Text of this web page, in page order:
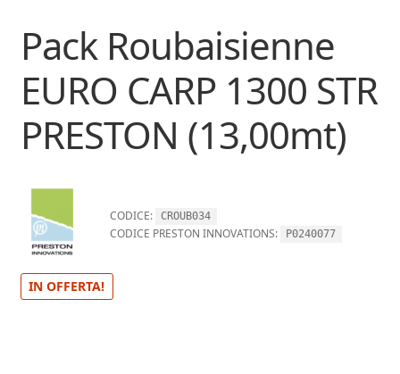
Pack Roubaisienne
EURO CARP 1300 STR
PRESTON (13,00mt)
CODICE: CROUB034
CODICE PRESTON INNOVATIONS: P0240077
IN OFFERTA!